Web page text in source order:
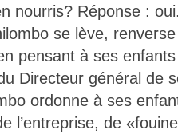
nourris? Réponse :
se lève,
pensant à ses enfants
Directeur général de
ordonne à ses
l’entreprise, de